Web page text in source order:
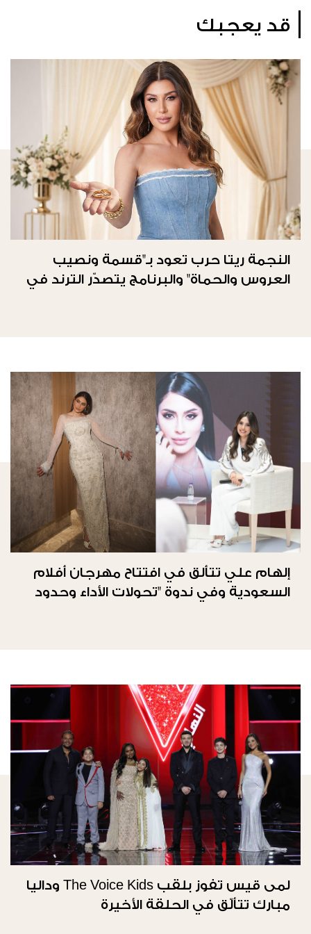
قد يعجبك
النجمة ريتا حرب تعود بـ"قسمة ونصيب
العروس والحماة" والبرنامج يتصدّر الترند في
إلهام علي تتألق في افتتاح مهرجان أفلام
السعودية وفي ندوة "تحولات الأداء وحدود
لمى قيس تفوز بلقب The Voice Kids وداليا
مبارك تتألّق في الحلقة الأخيرة